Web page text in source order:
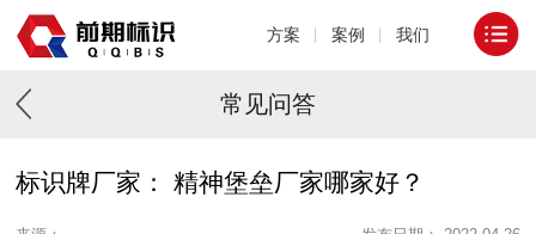
方案 案例 我们
常见问答
标识牌厂家： 精神堡垒厂家哪家好？